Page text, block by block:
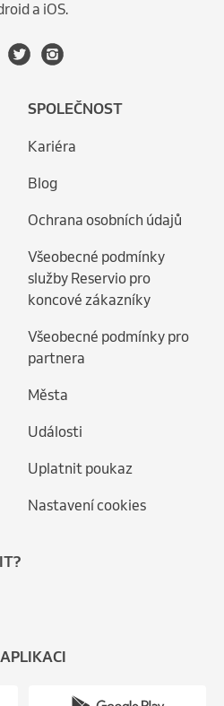
a iOS.
SPOLEČNOST
Kariéra
Blog
Ochrana osobních údajů
Všeobecné podmínky
služby Reservio pro
koncové zákazníky
Všeobecné podmínky pro
partnera
Města
Události
Uplatnit poukaz
Nastavení cookies